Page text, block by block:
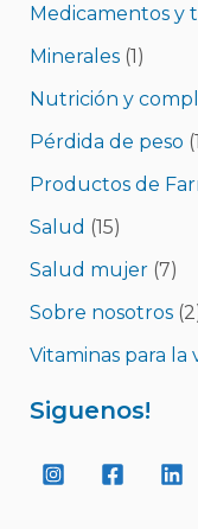
Medicamentos y
Minerales(1)
Nutrición y
Pérdida de peso
Productos de
Salud (15)
Salud mujer(7)
Sobre nosotros
Vitaminas para la
Siguenos!